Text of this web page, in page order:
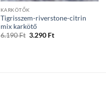
KARKÖTŐK
Tigrisszem-riverstone-citrin
mix karkötő
6.190Ft Original
3.290 FtCurrent